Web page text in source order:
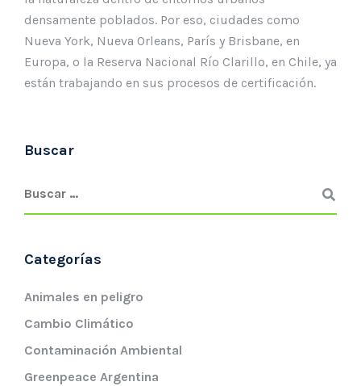
densamente poblados. Por eso, ciudades como
Nueva York, Nueva Orleans, París y Brisbane, en
Europa, o la Reserva Nacional Río Clarillo, en Chile, ya
están trabajando en sus procesos de certificación.
Buscar
Categorías
Animales en peligro
Cambio Climático
Contaminación Ambiental
Greenpeace Argentina